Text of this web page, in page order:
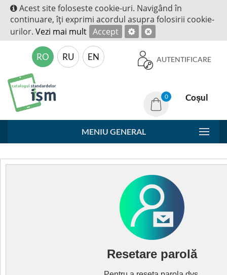
Acest site foloseste cookie-uri. Navigând în
continuare, îţi exprimi acordul asupra folosirii cookie-
urilor. Vezi mai mult Accept
AUTENTIFICARE
RO RU EN
0 Coșul
MENIU GENERAL
Resetare parolă